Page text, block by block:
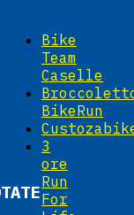
Bike
Team
Caselle
BikeRun
3
ore
Run
For